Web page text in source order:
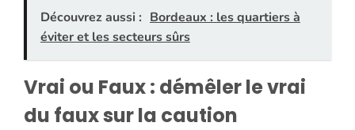
Découvrez aussi : Bordeaux : les quartiers à
éviter et les secteurs sûrs
Vrai ou Faux : démêler le vrai
du faux sur la caution